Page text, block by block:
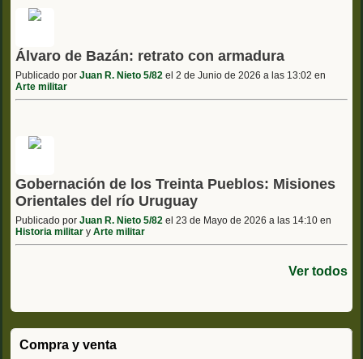
Álvaro de Bazán: retrato con armadura
Publicado por Juan R. Nieto 5/82 el 2 de Junio de 2026 a las 13:02 en
Arte militar
Gobernación de los Treinta Pueblos: Misiones
Orientales del río Uruguay
Publicado por Juan R. Nieto 5/82 el 23 de Mayo de 2026 a las 14:10 en
Historia militar y Arte militar
Ver todos
Compra y venta